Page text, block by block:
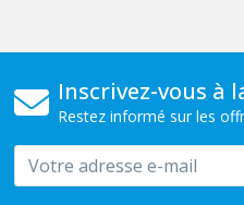
Inscrivez-vous à
Restez informé sur les
Email